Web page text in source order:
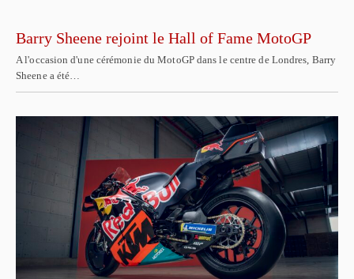
Barry Sheene rejoint le Hall of Fame MotoGP
A l'occasion d'une cérémonie du MotoGP dans le centre de Londres, Barry
Sheene a été…